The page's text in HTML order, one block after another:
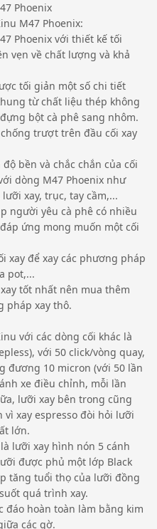
Phoenix
M47 Phoenix:
Phoenix với thiết kế tối
vẹn về chất lượng và khả
tối giản một số chi tiết
từ chất liệu thép không
bột cà phê sang nhôm.
trượt trên đầu cối xay
bền và chắc chắn của cối
dòng M47 Phoenix như
xay, trục, tay cầm,...
người yêu cà phê có nhiều
ứng mong muốn một cối
xay để xay các phương pháp
pot,...
tốt nhất nên mua thêm
pháp xay thô.
với các dòng cối khác là
với 50 click/vòng quay,
đương 10 micron (với 50 lần
xe điều chỉnh, mỗi lần
lưỡi xay bên trong cũng
xay espresso đòi hỏi lưỡi
lớn.
lưỡi xay hình nón 5 cánh
được phủ một lớp Black
tăng tuổi thọ của lưỡi đồng
quá trình xay.
​​đáo hoàn toàn làm bằng kim
các gờ.